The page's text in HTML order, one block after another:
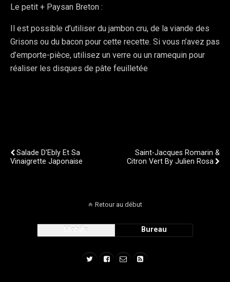
Le petit + Paysan Breton :
Il est possible d’utiliser du jambon cru, de la viande des
Grisons ou du bacon pour cette recette. Si vous n’avez pas
d’emporte-pièce, utilisez un verre ou un ramequin pour
réaliser les disques de pâte feuilletée
Salade D'Ebly Et Sa
Vinaigrette Japonaise
Saint-Jacques Romarin &
Citron Vert By Julien Rosa
Retour au début
Mobile Bureau